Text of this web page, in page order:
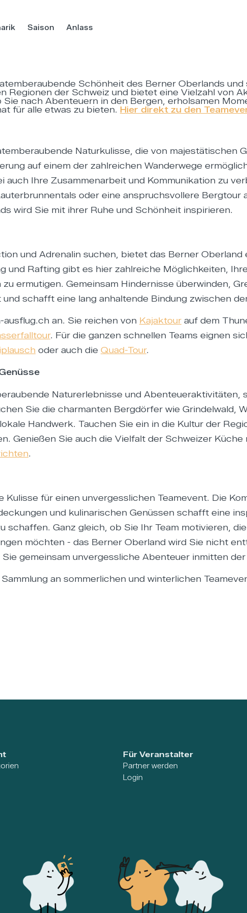
Saison Anlass
Schönheit des Berner Oberlands
Regionen der Schweiz und bietet eine Vielzahl von
nach Abenteuern in den Bergen, erholsamen
für alle etwas zu bieten. Hier direkt zu den
Naturkulisse, die von majestätischen
auf einem der zahlreichen Wanderwege
auch Ihre Zusammenarbeit und Kommunikation zu
oder eine anspruchsvollere Bergtour
wird Sie mit ihrer Ruhe und Schönheit inspirieren.
und Adrenalin suchen, bietet das Berner
und Rafting gibt es hier zahlreiche Möglichkeiten,
ermutigen. Gemeinsam Hindernisse überwinden,
schafft eine lang anhaltende Bindung zwischen
an. Sie reichen von Kajaktour auf dem
. Für die ganzen schnellen Teams eignen
oder auch die Quad-Tour.
Naturerlebnisse und Abenteueraktivitäten,
Sie die charmanten Bergdörfer wie Grindelwald,
Handwerk. Tauchen Sie ein in die Kultur der
Genießen Sie auch die Vielfalt der Schweizer
.
für einen unvergesslichen Teamevent. Die
und kulinarischen Genüssen schafft eine
schaffen. Ganz gleich, ob Sie Ihr Team motivieren,
möchten - das Berner Oberland wird Sie nicht
gemeinsam unvergessliche Abenteuer inmitten
an sommerlichen und winterlichen
Für Veranstalter
Partner werden
Login